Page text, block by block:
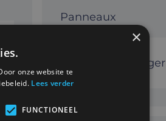
Panneaux
Télécharger
×
onze website te
Lees verder
FUNCTIONEEL